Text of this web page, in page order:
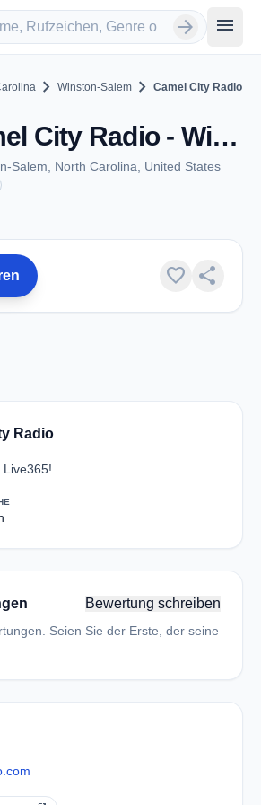
arrow_forward menu
chevron_right Winston-Salem chevron_right Camel City Radio
Camel City Radio - Winston-Salem, NC
Salem, North Carolina, United States
favorite share
Radio
Live365!
Bewertung schreiben
Seien Sie der Erste, der seine